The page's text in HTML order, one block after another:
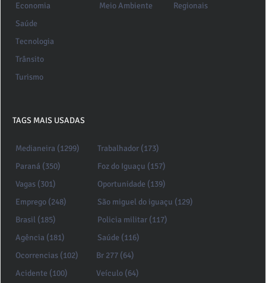
Economia
Meio Ambiente
Regionais
Saúde
Tecnologia
Trânsito
Turismo
TAGS MAIS USADAS
Medianeira (1299)
Paraná (350)
Vagas (301)
Emprego (248)
Brasil (185)
Agência (181)
Trabalhador (173)
Foz do Iguaçu (157)
Oportunidade (139)
São miguel do iguaçu (129)
Policia militar (117)
Saúde (116)
Ocorrencias (102)
Acidente (100)
Br 277 (64)
Veículo (64)